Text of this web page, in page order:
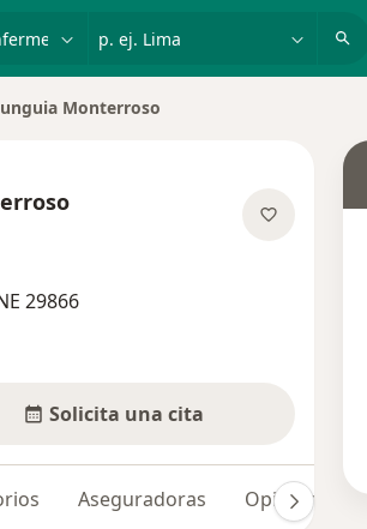
Monterroso
29866
Solicita una cita
Aseguradoras Opiniones (7)